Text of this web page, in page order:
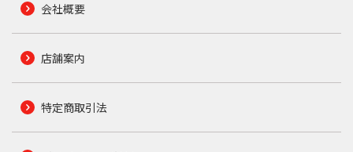
会社概要
店舗案内
特定商取引法